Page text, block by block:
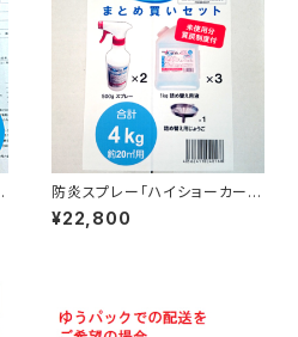
防炎スプレー「ハイショーカー」
(防炎加工剤)4kgまとめ買いセ
ット(約20㎡用)
¥22,800